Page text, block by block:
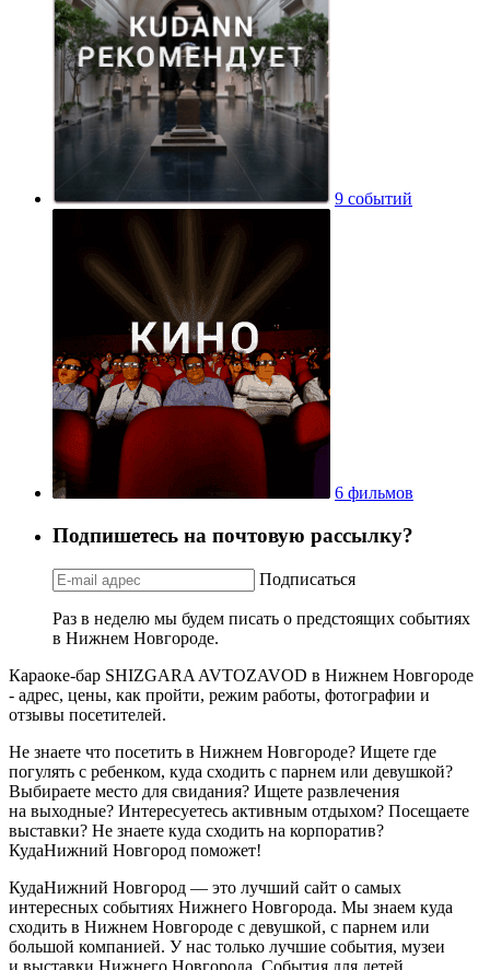
9 событий
6 фильмов
Подпишетесь на почтовую рассылку?
Подписаться
Раз в неделю мы будем писать о предстоящих событиях
в Нижнем Новгороде.
Караоке-бар SHIZGARA AVTOZAVOD в Нижнем Новгороде
- адрес, цены, как пройти, режим работы, фотографии и
отзывы посетителей.
Не знаете что посетить в Нижнем Новгороде? Ищете где
погулять с ребенком, куда сходить с парнем или девушкой?
Выбираете место для свидания? Ищете развлечения
на выходные? Интересуетесь активным отдыхом? Посещаете
выставки? Не знаете куда сходить на корпоратив?
КудаНижний Новгород поможет!
КудаНижний Новгород — это лучший сайт о самых
интересных событиях Нижнего Новгорода. Мы знаем куда
сходить в Нижнем Новгороде с девушкой, с парнем или
большой компанией. У нас только лучшие события, музеи
и выставки Нижнего Новгорода. События для детей